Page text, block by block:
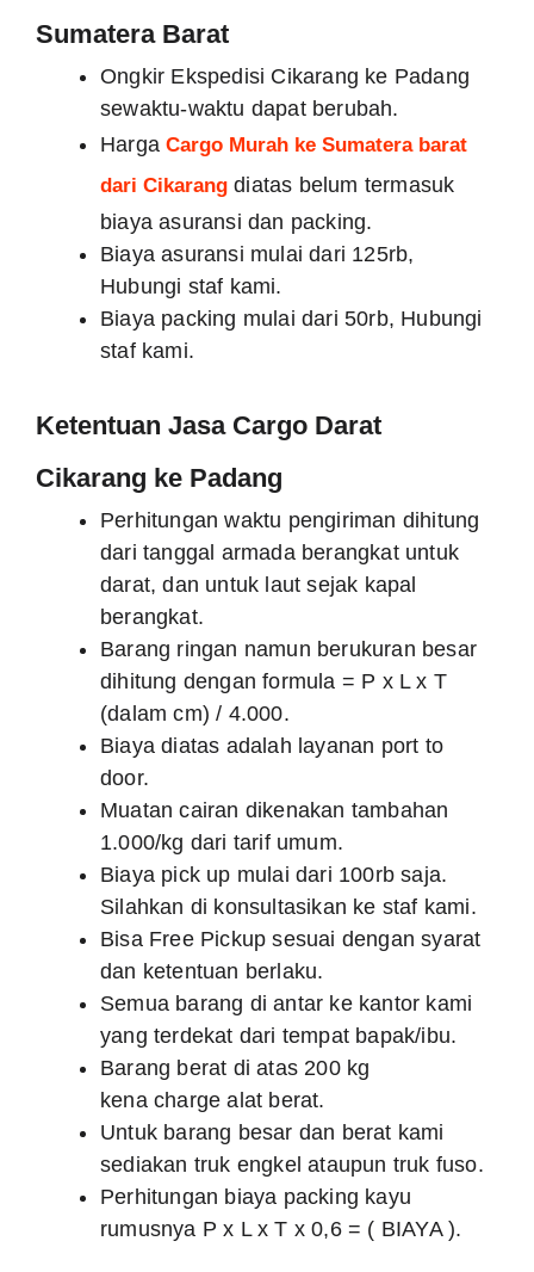
Sumatera Barat
Ongkir Ekspedisi Cikarang ke Padang
sewaktu-waktu dapat berubah.
HargaCargo Murah ke Sumatera barat
dari Cikarangdiatas belum termasuk
biaya asuransi dan packing.
Biaya asuransi mulai dari 125rb,
Hubungi staf kami.
Biaya packing mulai dari 50rb, Hubungi
staf kami.
Ketentuan Jasa Cargo Darat
Cikarang ke Padang
Perhitungan waktu pengiriman dihitung
dari tanggal armada berangkat untuk
darat, dan untuk laut sejak kapal
berangkat.
Barang ringan namun berukuran besar
dihitung dengan formula = P x L x T
(dalam cm) / 4.000.
Biaya diatas adalah layanan port to
door.
Muatan cairan dikenakan tambahan
1.000/kg dari tarif umum.
Biaya pick up mulai dari 100rb saja.
Silahkan di konsultasikan ke staf kami.
Bisa Free Pickup sesuai dengan syarat
dan ketentuan berlaku.
Semua barang di antar ke kantor kami
yang terdekat dari tempat bapak/ibu.
Barang berat di atas 200 kg
kena charge alat berat.
Untuk barang besar dan berat kami
sediakan truk engkel ataupun truk fuso.
Perhitungan biaya packing kayu
rumusnya P x L x T x 0,6 = ( BIAYA ).